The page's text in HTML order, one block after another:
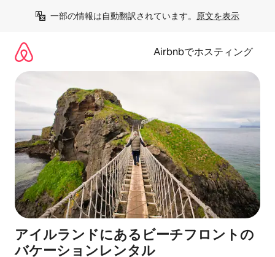
一部の情報は自動翻訳されています。 原文を表示
Airbnbでホスティング
アイルランドにあるビーチフロントの
バケーションレンタル